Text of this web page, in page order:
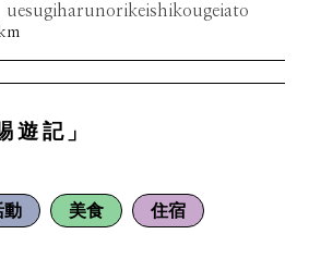
uesugiharunorikeishikougeiato
遊記」
動 美食 住宿